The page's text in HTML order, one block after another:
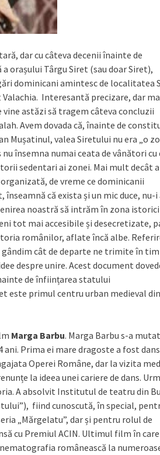
dar cu câteva decenii înainte de
orașului Târgu Siret (sau doar Siret),
dominicani amintesc de localitatea
Interesantă precizare, dar
astăzi să tragem câteva concluzii
Avem dovada că, înainte de
Mușatinul, valea Siretului nu era „o
însemna numai ceata de vânători cu
sedentari ai zonei. Mai mult decât
de vreme ce dominicanii
înseamnă că exista și un mic duce, nu-i
noastră să intrăm în zona
tot mai accesibile și desecretizate,
românilor, aflate încă albe.
gândim cât de departe ne trimite în
despre unire. Acest document
de înființarea statului
este primul centru urban medieval din
Marga Barbu. Marga Barbu s-a mutat
Prima ei mare dragoste a fost
Operei Române, dar la vizita
la ideea unei cariere de dans.
A absolvit Institutul de teatru din
fiind cunoscută, în special,
„Mărgelatu”, dar și pentru rolul de
cu Premiul ACIN. Ultimul film în
românească la